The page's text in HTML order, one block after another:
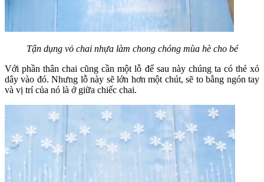
Tận dụng vỏ chai nhựa làm chong chóng mùa hè cho bé
Với phần thân chai cũng cần một lỗ để sau này chúng ta có thẻ xỏ
dây vào đó. Nhưng lỗ này sẽ lớn hơn một chút, sẽ to bằng ngón tay
và vị trí của nó là ở giữa chiếc chai.